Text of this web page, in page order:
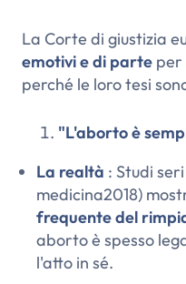
La Corte di giustizia
emotivi e di parte per
perché le loro tesi
"L'aborto è
La realtà : Studi
medicina2018)
frequente del
aborto è spesso
l'atto in sé.